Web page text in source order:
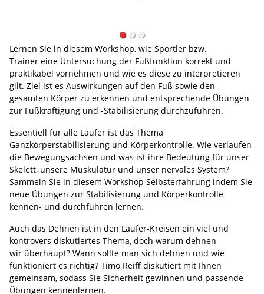
Lernen Sie in diesem Workshop, wie Sportler bzw.
Trainer eine Untersuchung der Fußfunktion korrekt und
praktikabel vornehmen und wie es diese zu interpretieren
gilt. Ziel ist es Auswirkungen auf den Fuß sowie den
gesamten Körper zu erkennen und entsprechende Übungen
zur Fußkräftigung und -Stabilisierung durchzuführen.
Essentiell für alle Läufer ist das Thema
Ganzkörperstabilisierung und Körperkontrolle. Wie verlaufen
die Bewegungsachsen und was ist ihre Bedeutung für unser
Skelett, unsere Muskulatur und unser nervales System?
Sammeln Sie in diesem Workshop Selbsterfahrung indem Sie
neue Übungen zur Stabilisierung und Körperkontrolle
kennen- und durchführen lernen.
Auch das Dehnen ist in den Läufer-Kreisen ein viel und
kontrovers diskutiertes Thema, doch warum dehnen
wir überhaupt? Wann sollte man sich dehnen und wie
funktioniert es richtig? Timo Reiff diskutiert mit Ihnen
gemeinsam, sodass Sie Sicherheit gewinnen und passende
Übungen kennenlernen.